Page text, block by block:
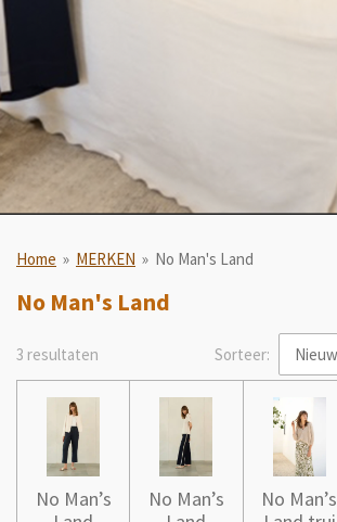
Home » MERKEN » No Man's Land
No Man's Land
3 resultaten Sorteer:
No Man’s
No Man’s
No Man’s